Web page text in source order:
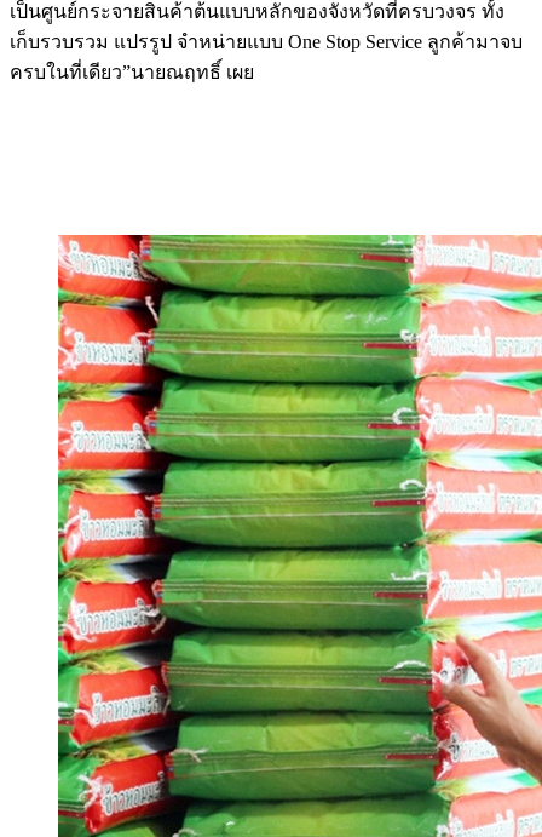
เป็นศูนย์กระจายสินค้าต้นแบบหลักของจังหวัดที่ครบวงจร ทั้ง
เก็บรวบรวม แปรรูป จำหน่ายแบบ One Stop Service ลูกค้ามาจบ
ครบในที่เดียว”นายณฤทธิ์ เผย